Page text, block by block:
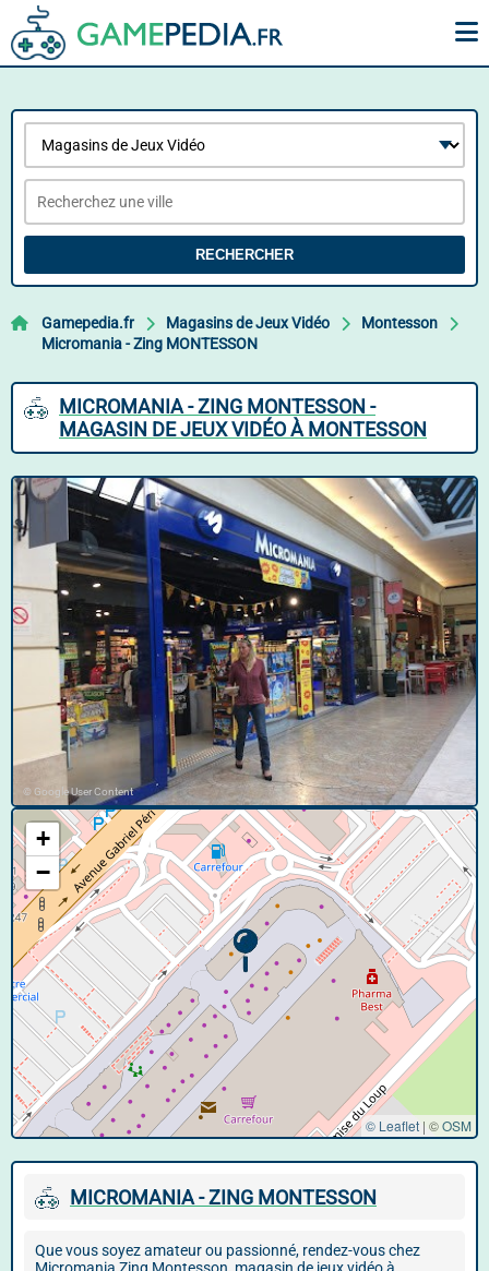
RECHERCHER
Gamepedia.fr Magasins de Jeux Vidéo
Montesson
Micromania - Zing MONTESSON
MICROMANIA - ZING MONTESSON -
MAGASIN DE JEUX VIDÉO À MONTESSON
© Google User Content
+
−
© Leaflet | ©OSM
MICROMANIA - ZING MONTESSON
Que vous soyez amateur ou passionné, rendez-vous chez